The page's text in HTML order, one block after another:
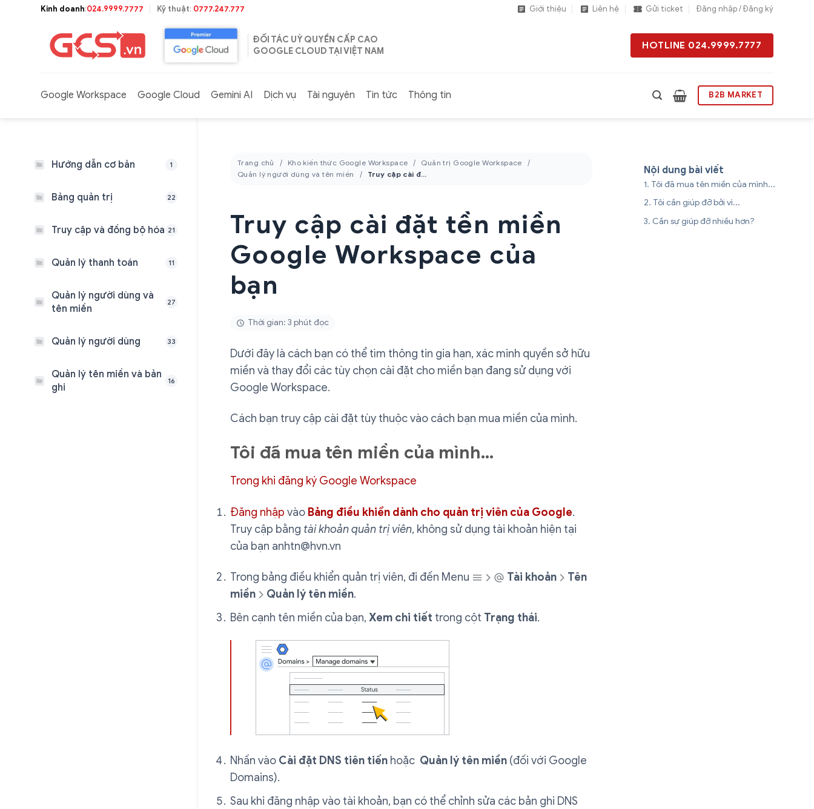
Kinh doanh:024.9999.7777 Kỹ thuật: 0777.247.777 Giới thiệu Liên hệ Gửi ticket Đăng nhập / Đăng ký
ĐỐI TÁC UỶ QUYỀN CẤP CAO
GOOGLE CLOUD TẠI VIỆT NAM
HOTLINE 024.9999.7777
Google Workspace Google Cloud Gemini AI Dịch vụ Tài nguyên Tin tức Thông tin B2B MARKET
Hướng dẫn cơ bản 1
Bảng quản trị 22
Truy cập và đồng bộ hóa 21
Quản lý thanh toán 11
Quản lý người dùng và
tên miền
27
Quản lý người dùng 33
Quản lý tên miền và bản
ghi
16
Trang chủ Kho kiến thức Google Workspace
Quản trị Google Workspace
Quản lý người dùng và tên miền
Truy cập cài đặt tền miền Google Workspace của bạn
Truy cập cài đặt tền miền
Google Workspace của
bạn
Thời gian: 3 phút đọc
Dưới đây là cách bạn có thể tìm thông tin gia hạn, xác minh quyền sở hữu
miền và thay đổi các tùy chọn cài đặt cho miền bạn đang sử dụng với
Google Workspace.
Cách bạn truy cập cài đặt tùy thuộc vào cách bạn mua miền của mình.
Tôi đã mua tên miền của mình…
Trong khi đăng ký Google Workspace
Đăng nhập vào Bảng điều khiển dành cho quản trị viên của Google.
Truy cập bằng tài khoản quản trị viên, không sử dụng tài khoản hiện tại
của bạn anhtn@hvn.vn
Trong bảng điều khiển quản trị viên, đi đến Menu Tài khoản
Tên
miền
Quản lý tên miền.
Bên cạnh tên miền của bạn, Xem chi tiết trong cột Trạng thái.
Nhấn vào Cài đặt DNS tiên tiến hoặc Quản lý tên miền (đối với Google
Domains).
Sau khi đăng nhập vào tài khoản, bạn có thể chỉnh sửa các bản ghi DNS
Nội dung bài viết
Tôi đã mua tên miền của mình...
Tôi cần giúp đỡ bởi vì...
Cần sự giúp đỡ nhiều hơn?